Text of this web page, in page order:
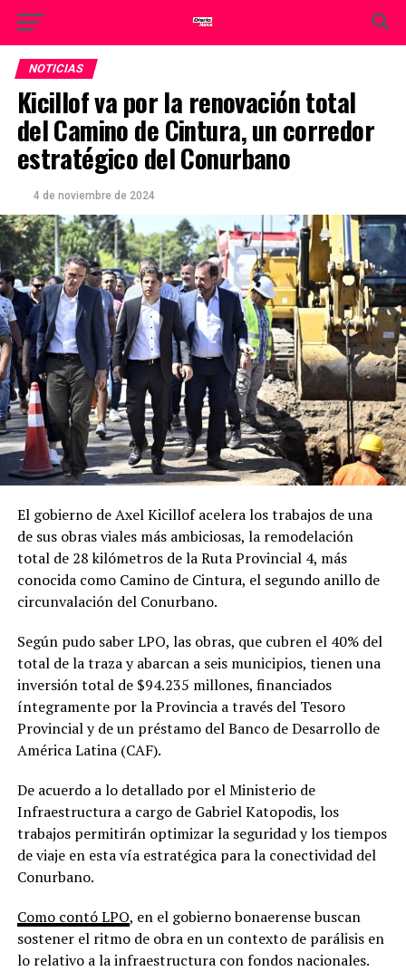
NOTICIAS
Kicillof va por la renovación total
del Camino de Cintura, un corredor
estratégico del Conurbano
4 de noviembre de 2024
El gobierno de Axel Kicillof acelera los trabajos de una
de sus obras viales más ambiciosas, la remodelación
total de 28 kilómetros de la Ruta Provincial 4, más
conocida como Camino de Cintura, el segundo anillo de
circunvalación del Conurbano.
Según pudo saber LPO, las obras, que cubren el 40% del
total de la traza y abarcan a seis municipios, tienen una
inversión total de $94.235 millones, financiados
íntegramente por la Provincia a través del Tesoro
Provincial y de un préstamo del Banco de Desarrollo de
América Latina (CAF).
De acuerdo a lo detallado por el Ministerio de
Infraestructura a cargo de Gabriel Katopodis, los
trabajos permitirán optimizar la seguridad y los tiempos
de viaje en esta vía estratégica para la conectividad del
Conurbano.
Como contó LPO, en el gobierno bonaerense buscan
sostener el ritmo de obra en un contexto de parálisis en
lo relativo a la infraestructura con fondos nacionales.